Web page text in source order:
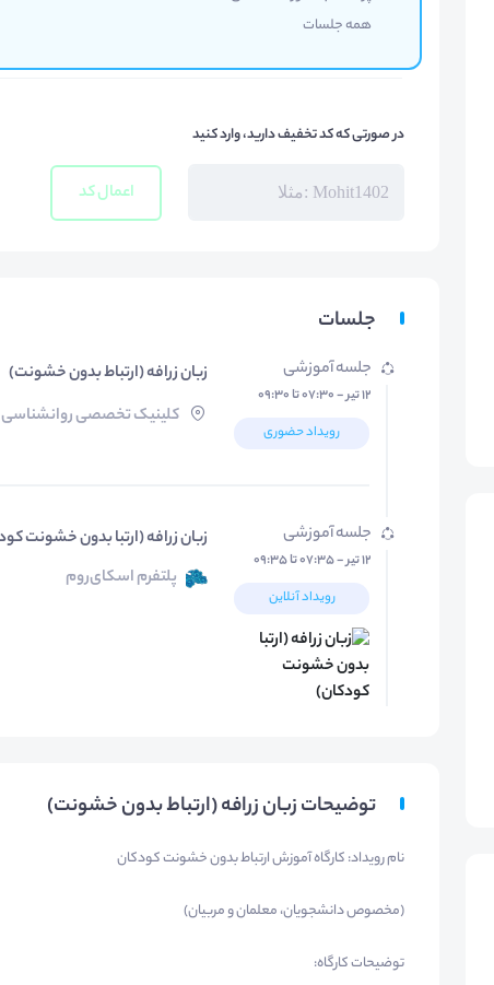
همه جلسات
در صورتی که کد تخفیف دارید، وارد کنید
اعمال کد
جلسات
جلسه آموزشی
۱۲ تیر - ۰۷:۳۰ تا ۰۹:۳۰
رویداد حضوری
زبان زرافه (ارتباط بدون خشونت)
کلینیک تخصصی روانشناسی
جلسه آموزشی
۱۲ تیر - ۰۷:۳۵ تا ۰۹:۳۵
رویداد آنلاین
زبان زرافه (ارتبا بدون خشونت
پلتفرم اسکای‌روم
توضیحات زبان زرافه (ارتباط بدون خشونت)
نام رویداد: کارگاه آموزش ارتباط بدون خشونت کودکان
(مخصوص دانشجویان، معلمان و مربیان)
توضیحات کارگاه: